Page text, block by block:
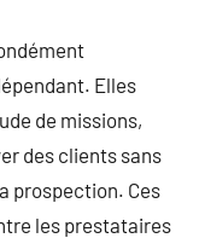
Elles
de missions,
des clients sans
prospection. Ces
les prestataires